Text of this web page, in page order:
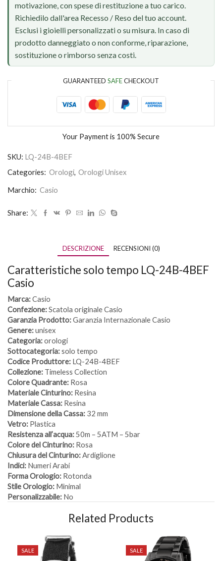
motivazione, con spese di restituzione a tuo carico.
Richiedilo dall'area Recesso / Reso del tuo account.
Esclusi i gioielli personalizzati o su misura. In caso di
prodotto danneggiato o non conforme, riparazione,
sostituzione o rimborso senza costi.
GUARANTEED SAFECHECKOUT
Your Payment is 100% Secure
SKU: LQ-24B-4BEF
Categories: Orologi, Orologi Unisex
Marchio: Casio
Share:
DESCRIZIONE RECENSIONI (0)
Caratteristiche solo tempo LQ-24B-4BEF
Casio
Marca:Casio
Confezione:Scatola originale Casio
Garanzia Prodotto:Garanzia Internazionale Casio
Genere:unisex
Categoria:orologi
Sottocategoria:solo tempo
Codice Produttore: LQ-24B-4BEF
Collezione: Timeless Collection
Colore Quadrante: Rosa
Materiale Cinturino: Resina
Materiale Cassa: Resina
Dimensione della Cassa: 32 mm
Vetro: Plastica
Resistenza all’acqua:50m – 5ATM – 5bar
Colore del Cinturino: Rosa
Chiusura del Cinturino:Ardiglione
Indici: Numeri Arabi
Forma Orologio: Rotonda
Stile Orologio: Minimal
Personalizzabile: No
Related Products
SALE SALE